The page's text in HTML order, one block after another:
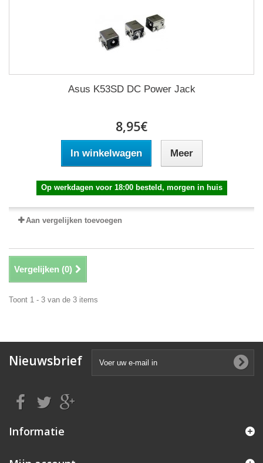
Asus K53SD DC Power Jack
8,95€
In winkelwagen Meer
Op werkdagen voor 18:00 besteld, morgen in huis
Aan vergelijken toevoegen
Vergelijken (0)
Toont 1 - 3 van de 3 items
Nieuwsbrief
Informatie